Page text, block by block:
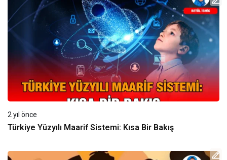
2 yıl önce
Türkiye Yüzyılı Maarif Sistemi: Kısa Bir Bakış